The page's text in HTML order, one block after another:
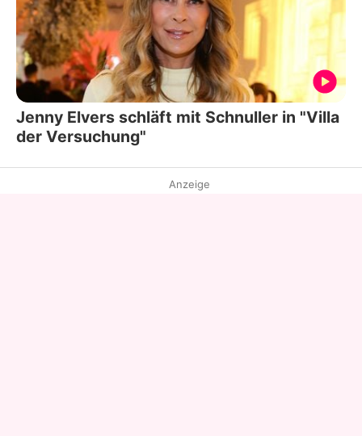
Jenny Elvers schläft mit Schnuller in "Villa
der Versuchung"
Anzeige